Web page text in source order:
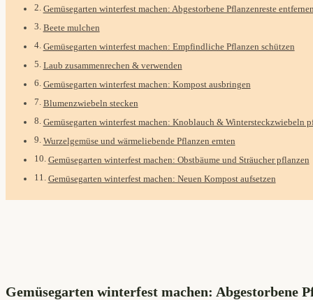
Gemüsegarten winterfest machen: Abgestorbene Pflanzenreste
Beete mulchen
Gemüsegarten winterfest machen: Empfindliche Pflanzen schützen
Laub zusammenrechen & verwenden
Gemüsegarten winterfest machen: Kompost ausbringen
Blumenzwiebeln stecken
Gemüsegarten winterfest machen: Knoblauch & Wintersteckzwiebeln
Wurzelgemüse und wärmeliebende Pflanzen ernten
Gemüsegarten winterfest machen: Obstbäume und Sträucher pflanzen
Gemüsegarten winterfest machen: Neuen Kompost aufsetzen
Gemüsegarten winterfest machen: Abgestorbene